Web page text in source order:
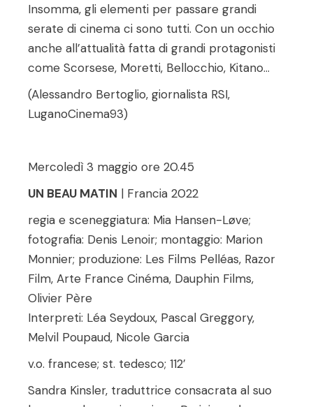
Insomma, gli elementi per passare grandi
serate di cinema ci sono tutti. Con un occhio
anche all’attualità fatta di grandi protagonisti
come Scorsese, Moretti, Bellocchio, Kitano…
(Alessandro Bertoglio, giornalista RSI,
LuganoCinema93)
Mercoledì 3 maggio ore 20.45
UN BEAU MATIN | Francia 2022
regia e sceneggiatura: Mia Hansen-Løve;
fotografia: Denis Lenoir; montaggio: Marion
Monnier; produzione: Les Films Pelléas, Razor
Film, Arte France Cinéma, Dauphin Films,
Olivier Père
Interpreti: Léa Seydoux, Pascal Greggory,
Melvil Poupaud, Nicole Garcia
v.o. francese; st. tedesco; 112’
Sandra Kinsler, traduttrice consacrata al suo